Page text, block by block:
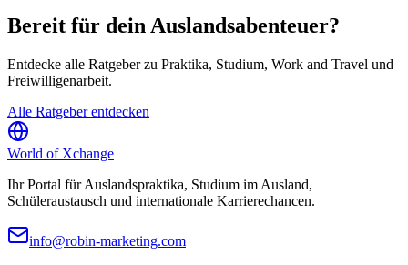
Bereit für dein Auslandsabenteuer?
Entdecke alle Ratgeber zu Praktika, Studium, Work and Travel und
Freiwilligenarbeit.
Alle Ratgeber entdecken
World of Xchange
Ihr Portal für Auslandspraktika, Studium im Ausland,
Schüleraustausch und internationale Karrierechancen.
info@robin-marketing.com